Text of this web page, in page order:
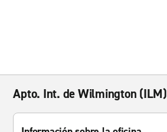
Apto. Int. de Wilmington (ILM)